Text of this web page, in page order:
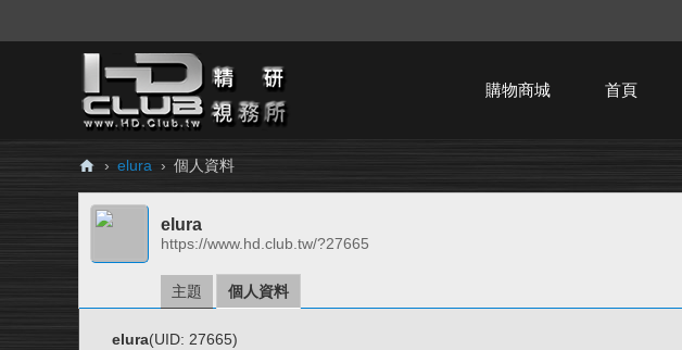
購物商城 首頁
H
Cl
› elura › 個人資料
elura
https://www.hd.club.tw/?27665
主題 個人資料
elura(UID: 27665)